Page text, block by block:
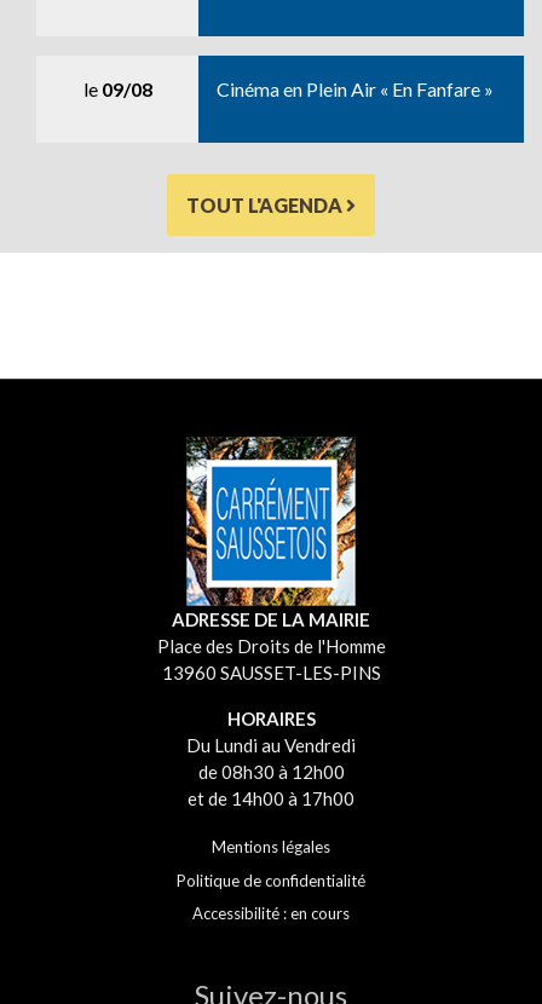
le 09/08 Cinéma en Plein Air « En Fanfare »
TOUT L'AGENDA
ADRESSE DE LA MAIRIE
Place des Droits de l'Homme
13960 SAUSSET-LES-PINS
HORAIRES
Du Lundi au Vendredi
de 08h30 à 12h00
et de 14h00 à 17h00
Mentions légales
Politique de confidentialité
Accessibilité : en cours
Suivez-nous